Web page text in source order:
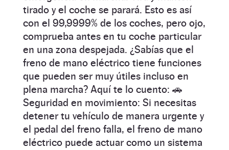
tirado y el coche se parará. Esto es así
con el 99,9999% de los coches, pero ojo,
comprueba antes en tu coche particular
en una zona despejada. ¿Sabías que el
freno de mano eléctrico tiene funciones
que pueden ser muy útiles incluso en
plena marcha? Aquí te lo cuento: 🚗
Seguridad en movimiento: Si necesitas
detener tu vehículo de manera urgente y
el pedal del freno falla, el freno de mano
eléctrico puede actuar como un sistema